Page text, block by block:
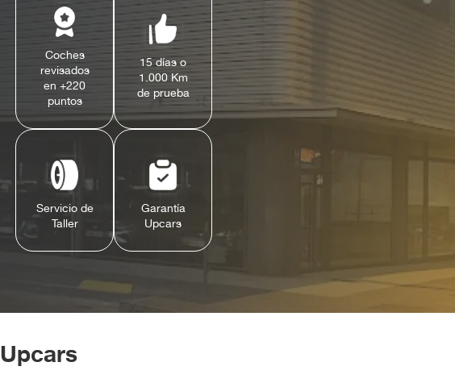
Coches
revisados
en +220
puntos
15 días o
1.000 Km
de prueba
Servicio de
Taller
Garantía
Upcars